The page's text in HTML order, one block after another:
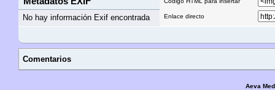
Enlace directo
No hay información Exif encontrada
Comentarios
Aeva